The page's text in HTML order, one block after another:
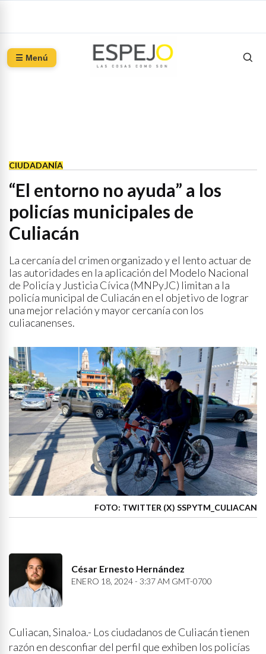
☰ Menú
CIUDADANÍA
“El entorno no ayuda” a los
policías municipales de
Culiacán
La cercanía del crimen organizado y el lento actuar de
las autoridades en la aplicación del Modelo Nacional
de Policía y Justicia Cívica (MNPyJC) limitan a la
policía municipal de Culiacán en el objetivo de lograr
una mejor relación y mayor cercanía con los
culiacanenses.
FOTO: TWITTER (X) SSPYTM_CULIACAN
César Ernesto Hernández
ENERO 18, 2024 - 3:37 AM GMT-0700
Culiacan, Sinaloa.- Los ciudadanos de Culiacán tienen
razón en desconfiar del perfil que exhiben los policías